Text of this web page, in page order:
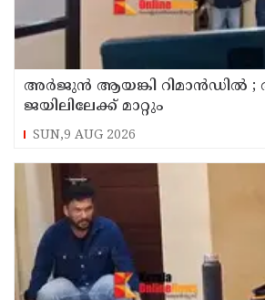
അര്‍ജുന്‍ ആയങ്കി റിമാന്‍ഡില്‍ ;
ജയിലിലേക്ക് മാറ്റും
SUN,9 AUG 2026